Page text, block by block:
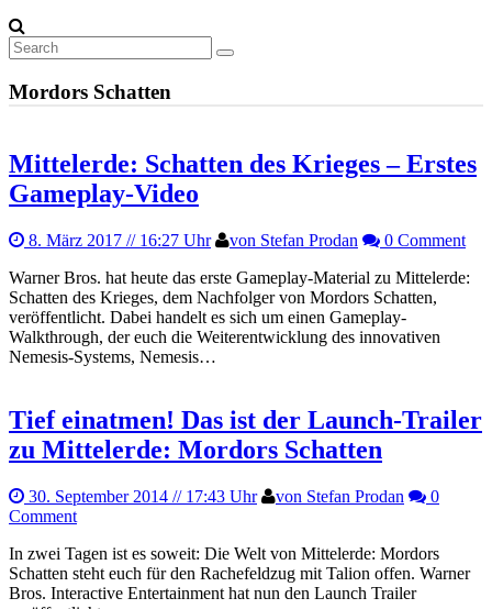
Mordors Schatten
Mittelerde: Schatten des Krieges – Erstes
Gameplay-Video
8. März 2017 // 16:27 Uhr von Stefan Prodan
0 Comment
Warner Bros. hat heute das erste Gameplay-Material zu Mittelerde:
Schatten des Krieges, dem Nachfolger von Mordors Schatten,
veröffentlicht. Dabei handelt es sich um einen Gameplay-
Walkthrough, der euch die Weiterentwicklung des innovativen
Nemesis-Systems, Nemesis…
Tief einatmen! Das ist der Launch-Trailer
zu Mittelerde: Mordors Schatten
30. September 2014 // 17:43 Uhr von Stefan Prodan
0
Comment
In zwei Tagen ist es soweit: Die Welt von Mittelerde: Mordors
Schatten steht euch für den Rachefeldzug mit Talion offen. Warner
Bros. Interactive Entertainment hat nun den Launch Trailer